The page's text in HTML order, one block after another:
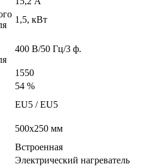
1,5, кВт
400 В/50 Гц/3 ф.
1550
54 %
EU5 / EU5
500х250 мм
Встроенная
Электрический нагреватель